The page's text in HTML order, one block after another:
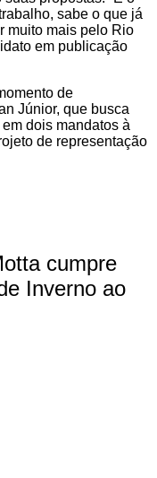
sabe o que já
muito mais pelo Rio
em publicação
de
Júnior, que busca
dois mandatos à
de representação
cumpre
Inverno ao